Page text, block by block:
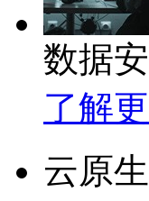
数据
了解
云原